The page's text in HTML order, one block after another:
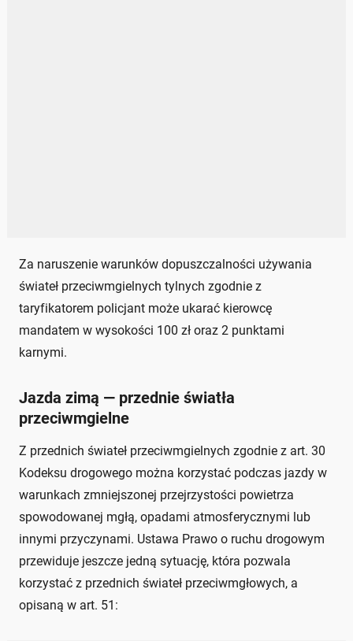
Za naruszenie warunków dopuszczalności używania
świateł przeciwmgielnych tylnych zgodnie z
taryfikatorem policjant może ukarać kierowcę
mandatem w wysokości 100 zł oraz 2 punktami
karnymi.
Jazda zimą — przednie światła
przeciwmgielne
Z przednich świateł przeciwmgielnych zgodnie z art. 30
Kodeksu drogowego można korzystać podczas jazdy w
warunkach zmniejszonej przejrzystości powietrza
spowodowanej mgłą, opadami atmosferycznymi lub
innymi przyczynami. Ustawa Prawo o ruchu drogowym
przewiduje jeszcze jedną sytuację, która pozwala
korzystać z przednich świateł przeciwmgłowych, a
opisaną w art. 51: